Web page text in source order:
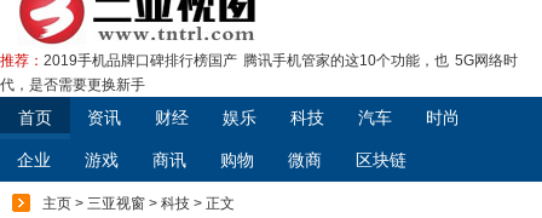
推荐： 2019手机品牌口碑排行榜国产 腾讯手机管家的这10个功能，也 5G网络时
代，是否需要更换新手
首页 资讯 财经 娱乐 科技 汽车 时尚
企业 游戏 商讯 购物 微商 区块链
主页 > 三亚视窗 > 科技 > 正文